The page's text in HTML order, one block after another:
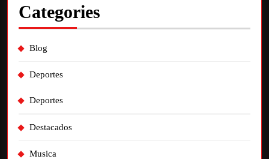
Categories
Blog
Deportes
Deportes
Destacados
Musica